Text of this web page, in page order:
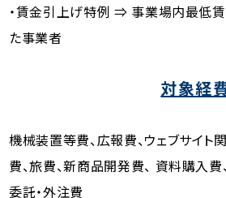
・賃金引上げ特例 ⇒ 事業場内最低
た事業者
対象経
機械装置等費、広報費、ウェブサイト
費、旅費、新商品開発費、 資料購入費
委託・外注費